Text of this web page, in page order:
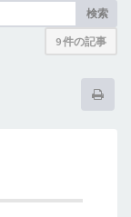
検索
9 件の記事